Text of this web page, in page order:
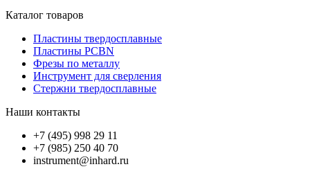
Каталог товаров
Пластины твердосплавные
Пластины PCBN
Фрезы по металлу
Инструмент для сверления
Стержни твердосплавные
Наши контакты
+7 (495) 998 29 11
+7 (985) 250 40 70
instrument@inhard.ru